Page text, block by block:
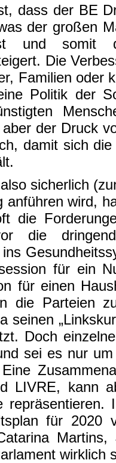
dass der BE
der großen
und somit
Die
Familien oder
Politik der
der Druck
damit sich
sicherlich
anführen wird,
die
die
für ein
für einen
die Parteien
seinen
Doch
sei es nur
LIVRE, kann
repräsentieren.
für 2020
wirklich